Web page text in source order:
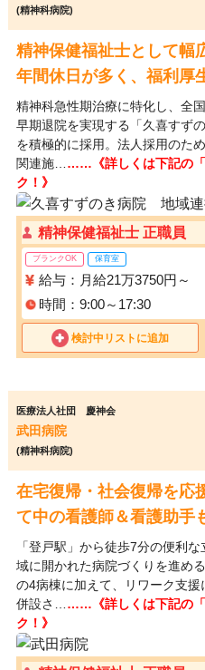
(精神科病院)
精神保健福祉士として幅
年間休日が多く、福利厚
精神科急性期治療に特化し、全
早期退院を実現する「久喜すず
を積極的に採用。法人採用のた
関連施… ……《詳しくは下記の「
ク！》
精神保健福祉士 正職員
ブランクOK 保育室
給与：月給21万3750円
時間：9:00～17:30
検討中リストに追加
医療法人社団 慶神会
武田病院
(精神科病院)
在宅復帰・社会復帰を応
て中の看護師＆看護助手
「登戸駅」から徒歩7分の便利
域に開かれた病院づくりを進め
の4病棟に加えて、リワーク支
併設さ… ……《詳しくは下記の「
ク！》